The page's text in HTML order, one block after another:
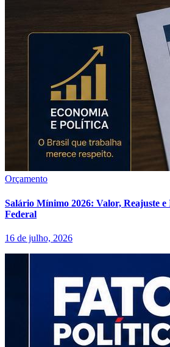
Orçamento
Salário Mínimo 2026: Valor, Reajuste
Federal
16 de julho, 2026